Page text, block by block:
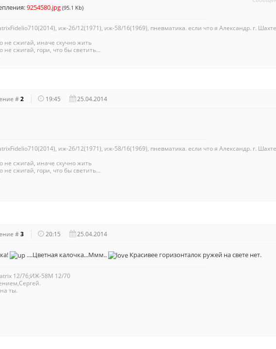
9254580.jpg (95.1 Kb)
иж-26/12(1971), иж-58/16(1969), пневматика. если что я Александр. г.
не сжигай, иначе скучно жить
не сжигай, гори, что бы светить...
#2 19:45 25.04.2014
иж-26/12(1971), иж-58/16(1969), пневматика. если что я Александр. г.
не сжигай, иначе скучно жить
не сжигай, гори, что бы светить...
#3 20:15 25.04.2014
....Цветная калочка...Ммм.. Красивее горизонталок ружей на свете нет.
12/76;ИЖ-58М 12/70
ты.